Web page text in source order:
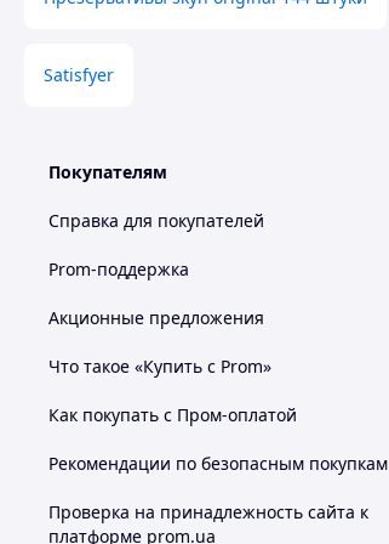
Satisfyer
Покупателям
Справка для покупателей
Prom-поддержка
Акционные предложения
Что такое «Купить с Prom»
Как покупать с Пром-оплатой
Рекомендации по безопасным покупкам
Проверка на принадлежность сайта к
платформе prom.ua